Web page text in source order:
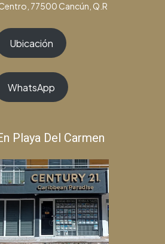
77500 Cancún, Q.R
Ubicación
WhatsApp
Playa Del Carmen